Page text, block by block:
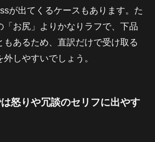
が出てくるケースもあります。た
「お尻」よりかなりラフで、下品
もあるため、直訳だけで受け取る
しやすいでしょう。
怒りや冗談のセリフに出やす